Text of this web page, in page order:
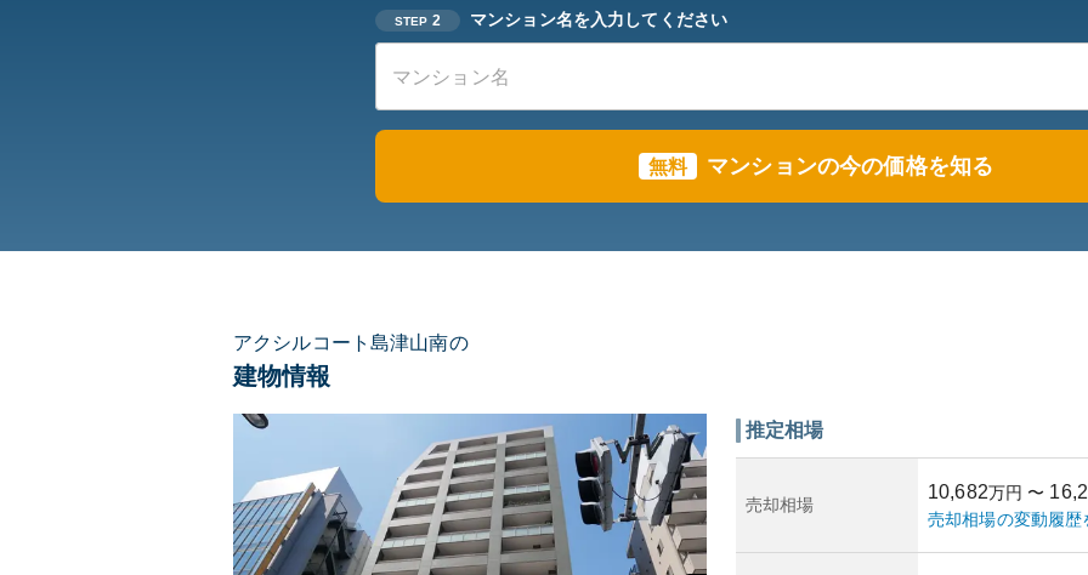
STEP 2 マンション名を入力してください
無料 マンションの今の価格を知る
アクシルコート島津山南の
建物情報
推定相場
売却相場
10,682万円 〜
売却相場の変動履歴